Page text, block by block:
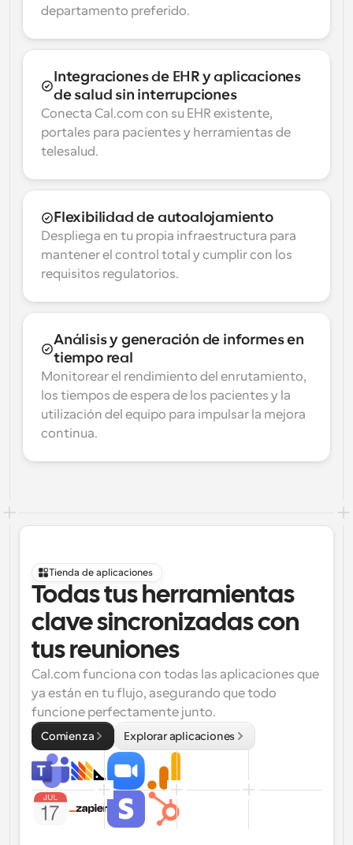
departamento preferido.
Integraciones de EHR y aplicaciones
de salud sin interrupciones
Conecta Cal.com con su EHR existente,
portales para pacientes y herramientas de
telesalud.
Flexibilidad de autoalojamiento
Despliega en tu propia infraestructura para
mantener el control total y cumplir con los
requisitos regulatorios.
Análisis y generación de informes en
tiempo real
Monitorear el rendimiento del enrutamiento,
los tiempos de espera de los pacientes y la
utilización del equipo para impulsar la mejora
continua.
Tienda de aplicaciones
Todas tus herramientas
clave sincronizadas con
tus reuniones
Cal.com funciona con todas las aplicaciones que
ya están en tu flujo, asegurando que todo
funcione perfectamente junto.
Comienza Explorar aplicaciones